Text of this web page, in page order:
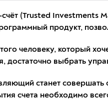
(Trusted Investments
продукт,
человеку, который
достаточно выбрать
станет совершать
счета необходимо